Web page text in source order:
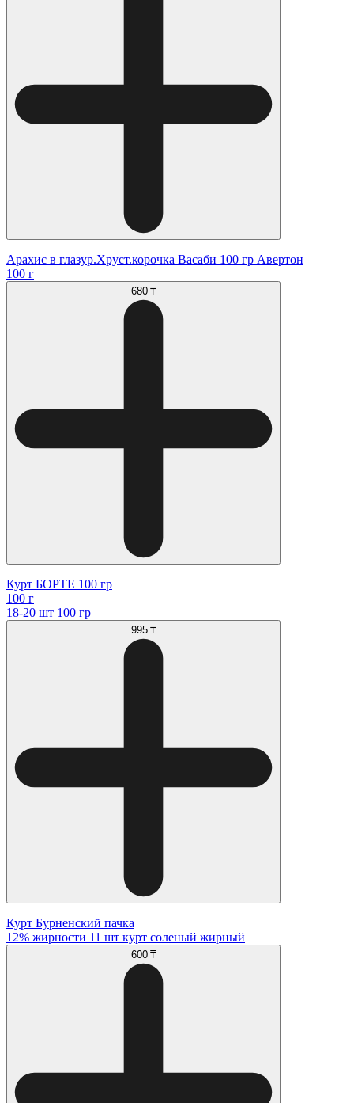
Арахис в глазур.Хруст.корочка Васаби 100 гр Авертон
100 г
680 ₸
Курт БОРТЕ 100 гр
100 г
18-20 шт 100 гр
995 ₸
Курт Бурненский пачка
12% жирности 11 шт курт соленый жирный
600 ₸